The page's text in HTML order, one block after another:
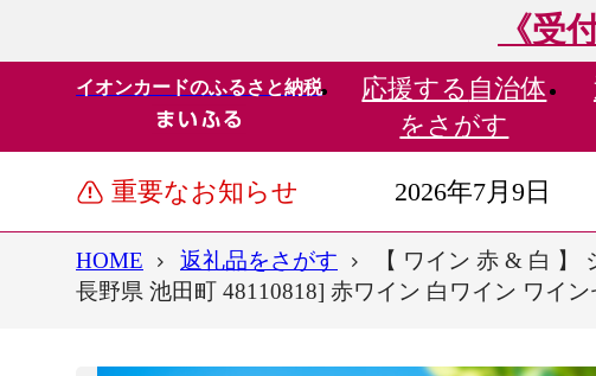
《受
イオンカードのふるさと納税 応援する 自治体
をさがす
重要なお知らせ 2026年7月9日
HOME 返礼品をさがす
【 ワイン 赤 & 白
長野県 池田町 48110818] 赤ワイン 白ワイン ワイ